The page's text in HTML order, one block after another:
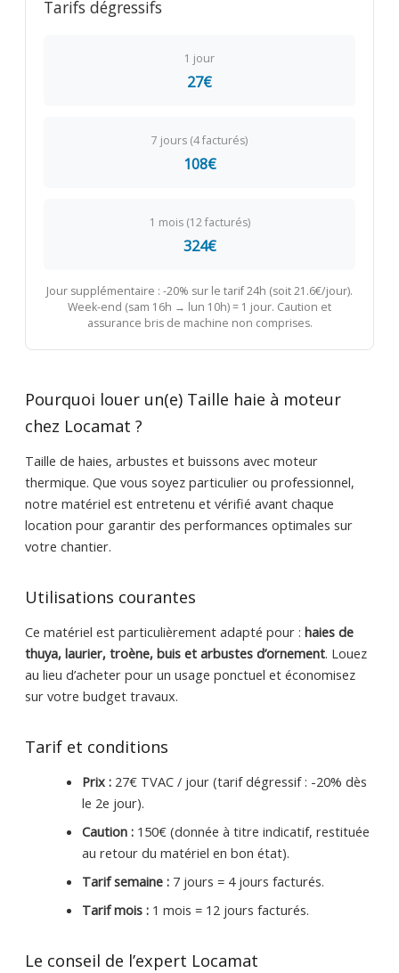
Tarifs dégressifs
1 jour
27€
7 jours (4 facturés)
108€
1 mois (12 facturés)
324€
Jour supplémentaire : -20% sur le tarif 24h (soit 21.6€/jour).
Week-end (sam 16h → lun 10h) = 1 jour. Caution et
assurance bris de machine non comprises.
Pourquoi louer un(e) Taille haie à moteur
chez Locamat ?
Taille de haies, arbustes et buissons avec moteur
thermique. Que vous soyez particulier ou professionnel,
notre matériel est entretenu et vérifié avant chaque
location pour garantir des performances optimales sur
votre chantier.
Utilisations courantes
Ce matériel est particulièrement adapté pour : haies de
thuya, laurier, troène, buis et arbustes d’ornement. Louez
au lieu d’acheter pour un usage ponctuel et économisez
sur votre budget travaux.
Tarif et conditions
Prix :27€ TVAC / jour (tarif dégressif : -20% dès
le 2e jour).
Caution :150€ (donnée à titre indicatif, restituée
au retour du matériel en bon état).
Tarif semaine :7 jours = 4 jours facturés.
Tarif mois :1 mois = 12 jours facturés.
Le conseil de l’expert Locamat